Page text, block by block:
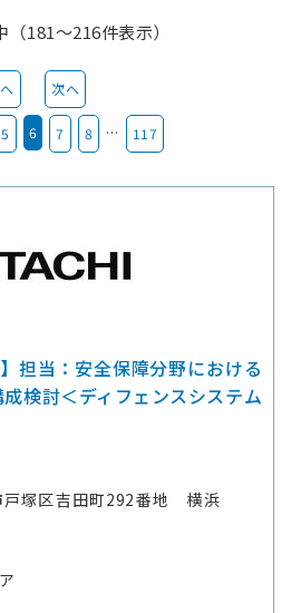
（181～216件表示）
5 6 7 8 … 117
次へ
当：安全保障分野における
検討＜ディフェンスシステム
戸塚区吉田町292番地 横浜